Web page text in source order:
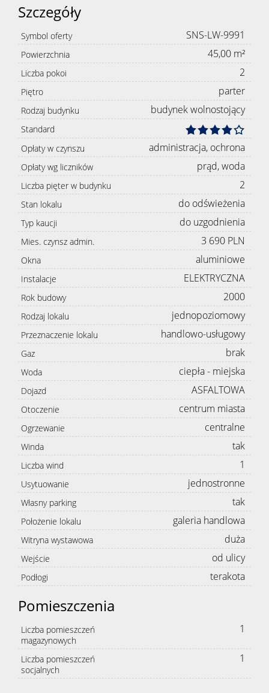
Szczegóły
Symbol oferty SNS-LW-9991
Powierzchnia 45,00 m²
Liczba pokoi 2
Piętro parter
Rodzaj budynku budynek wolnostojący
Standard
Opłaty w czynszu
administracja, ochrona
Opłaty wg liczników prąd, woda
Liczba pięter w budynku 2
Stan lokalu do odświeżenia
Typ kaucji do uzgodnienia
Mies. czynsz admin. 3 690 PLN
Okna aluminiowe
Instalacje ELEKTRYCZNA
Rok budowy 2000
Rodzaj lokalu jednopoziomowy
Przeznaczenie lokalu handlowo-usługowy
Gaz brak
Woda ciepła - miejska
Dojazd ASFALTOWA
Otoczenie centrum miasta
Ogrzewanie centralne
Winda tak
Liczba wind 1
Usytuowanie jednostronne
Własny parking tak
Położenie lokalu galeria handlowa
Witryna wystawowa duża
Wejście od ulicy
Podłogi terakota
Pomieszczenia
Liczba pomieszczeń
magazynowych
1
Liczba pomieszczeń
socjalnych
1